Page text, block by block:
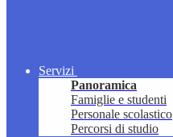
Servizi
Panoramica
Famiglie e studenti
Personale scolastico
Percorsi di studio